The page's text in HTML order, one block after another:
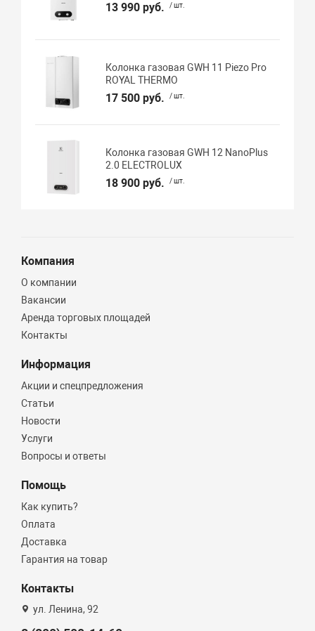
13 990 руб. / шт.
Колонка газовая GWH 11 Piezo Pro
ROYAL THERMO
17 500 руб. / шт.
Колонка газовая GWH 12 NanoPlus
2.0 ELECTROLUX
18 900 руб. / шт.
Компания
О компании
Вакансии
Аренда торговых площадей
Контакты
Информация
Акции и спецпредложения
Статьи
Новости
Услуги
Вопросы и ответы
Помощь
Как купить?
Оплата
Доставка
Гарантия на товар
Контакты
ул. Ленина, 92